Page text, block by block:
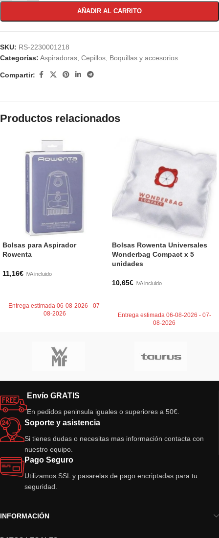
AÑADIR AL CARRITO
SKU: RS-2230001218
Categorías: Aspiradoras, Cepillos, Boquillas y accesorios
Compartir:
Productos relacionados
Bolsas para Aspirador
Rowenta
11,16€ IVA incluido
Entrega estimada 06-08-2026 - 07-
08-2026
Bolsas Rowenta Universales
Wonderbag Compact x 5
unidades
10,65€ IVA incluido
Entrega estimada 06-08-2026 - 07-
08-2026
Envío GRATIS
En pedidos peninsula iguales o superiores a 50€.
Soporte y asistencia
Si tienes dudas o necesitas mas información contacta con
nuestro equipo.
Pago Seguro
Utilizamos SSL y pasarelas de pago encriptadas para tu
seguridad.
INFORMACIÓN